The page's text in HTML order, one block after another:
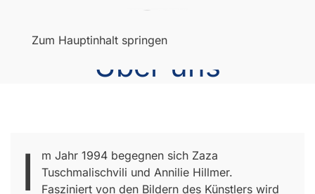
Zum Hauptinhalt springen
Über uns
I
m Jahr 1994 begegnen sich Zaza
Tuschmalischvili und Annilie Hillmer.
Fasziniert von den Bildern des Künstlers wird